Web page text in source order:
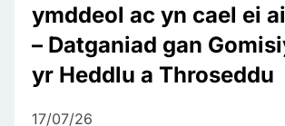
ymddeol ac yn cael ei
– Datganiad gan
yr Heddlu a Throseddu
17/07/26